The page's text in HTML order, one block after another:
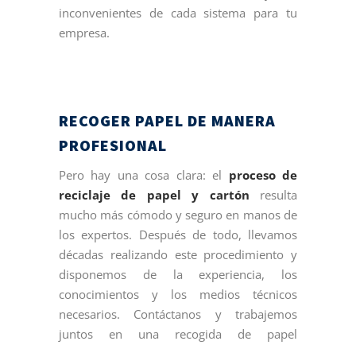
inconvenientes de cada sistema para tu
empresa.
RECOGER PAPEL DE MANERA
PROFESIONAL
Pero hay una cosa clara: el proceso de
reciclaje de papel y cartón resulta
mucho más cómodo y seguro en manos de
los expertos. Después de todo, llevamos
décadas realizando este procedimiento y
disponemos de la experiencia, los
conocimientos y los medios técnicos
necesarios. Contáctanos y trabajemos
juntos en una recogida de papel